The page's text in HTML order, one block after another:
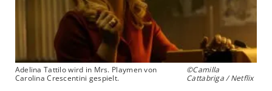
Adelina Tattilo wird in Mrs. Playmen von
Carolina Crescentini gespielt.
©Camilla
Cattabriga / Netflix